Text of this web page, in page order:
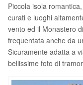
Piccola isola
curati e luoghi
vento ed il Monastero
frequentata anche da
Sicuramente adatta a
bellissime foto di